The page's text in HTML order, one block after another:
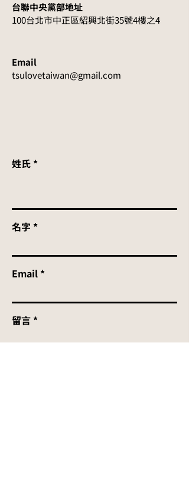
台聯中央黨部地址
100台北市中正區紹興北街35號4樓之4
Email
tsulovetaiwan@gmail.com
姓氏
名字
Email
留言